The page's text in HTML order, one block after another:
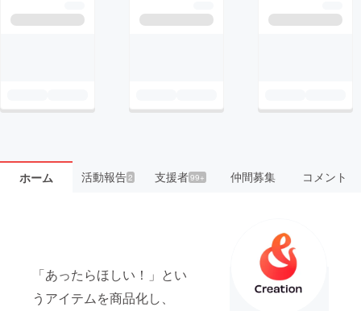
ホーム 活動報告2 支援者99+ 仲間募集 コメント
「あったらほしい！」とい
うアイテムを商品化し、